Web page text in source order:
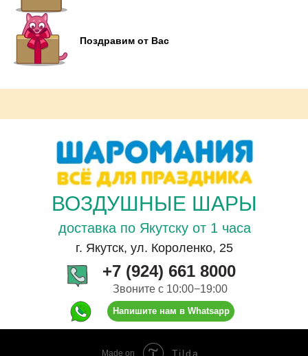
Поздравим от Вас
ВОЗДУШНЫЕ ШАРЫ
доставка по Якутску от 1 часа
г. Якутск, ул. Короленко, 25
+7 (924) 661 8000
Напишите нам в Whatsapp
Звоните с 10:00−19:00
Made on Tilda